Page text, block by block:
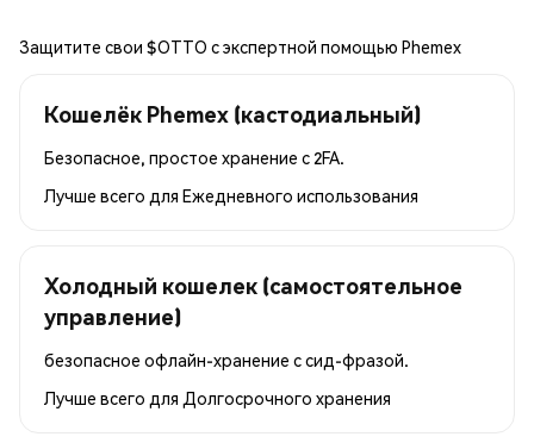
Защитите свои $OTTO с экспертной помощью Phemex
Кошелёк Phemex (кастодиальный)
Безопасное, простое хранение с 2FA.
Лучше всего для Ежедневного использования
Холодный кошелек (самостоятельное
управление)
безопасное офлайн-хранение с сид-фразой.
Лучше всего для Долгосрочного хранения